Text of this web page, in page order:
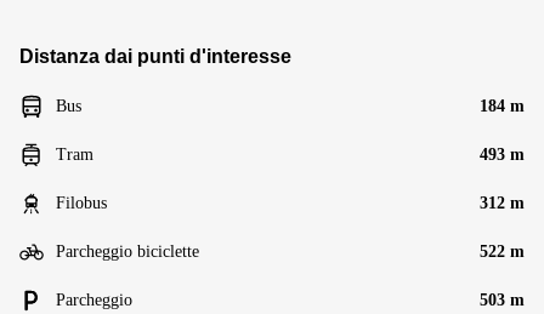
Distanza dai punti d'interesse
Bus 184 m
Tram 493 m
Filobus 312 m
Parcheggio biciclette 522 m
Parcheggio 503 m